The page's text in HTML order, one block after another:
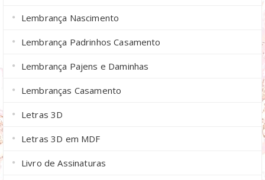
Lembrança Nascimento
Lembrança Padrinhos Casamento
Lembrança Pajens e Daminhas
Lembranças Casamento
Letras 3D
Letras 3D em MDF
Livro de Assinaturas